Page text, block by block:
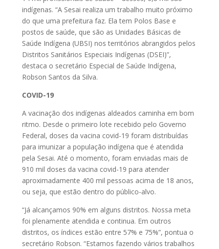
indígenas. “A Sesai realiza um trabalho muito próximo
do que uma prefeitura faz. Ela tem Polos Base e
postos de saúde, que são as Unidades Básicas de
Saúde Indígena (UBSI) nos territórios abrangidos pelos
Distritos Sanitários Especiais Indígenas (DSEI)”,
destaca o secretário Especial de Saúde Indígena,
Robson Santos da Silva.
COVID-19
A vacinação dos indígenas aldeados caminha em bom
ritmo. Desde o primeiro lote recebido pelo Governo
Federal, doses da vacina covid-19 foram distribuídas
para imunizar a população indígena que é atendida
pela Sesai. Até o momento, foram enviadas mais de
910 mil doses da vacina covid-19 para atender
aproximadamente 400 mil pessoas acima de 18 anos,
ou seja, que estão dentro do público-alvo.
“Já alcançamos 90% em alguns distritos. Nossa meta
foi plenamente atendida e continua. Em outros
distritos, os índices estão entre 57% e 75%”, pontua o
secretário Robson. “Estamos fazendo vários trabalhos